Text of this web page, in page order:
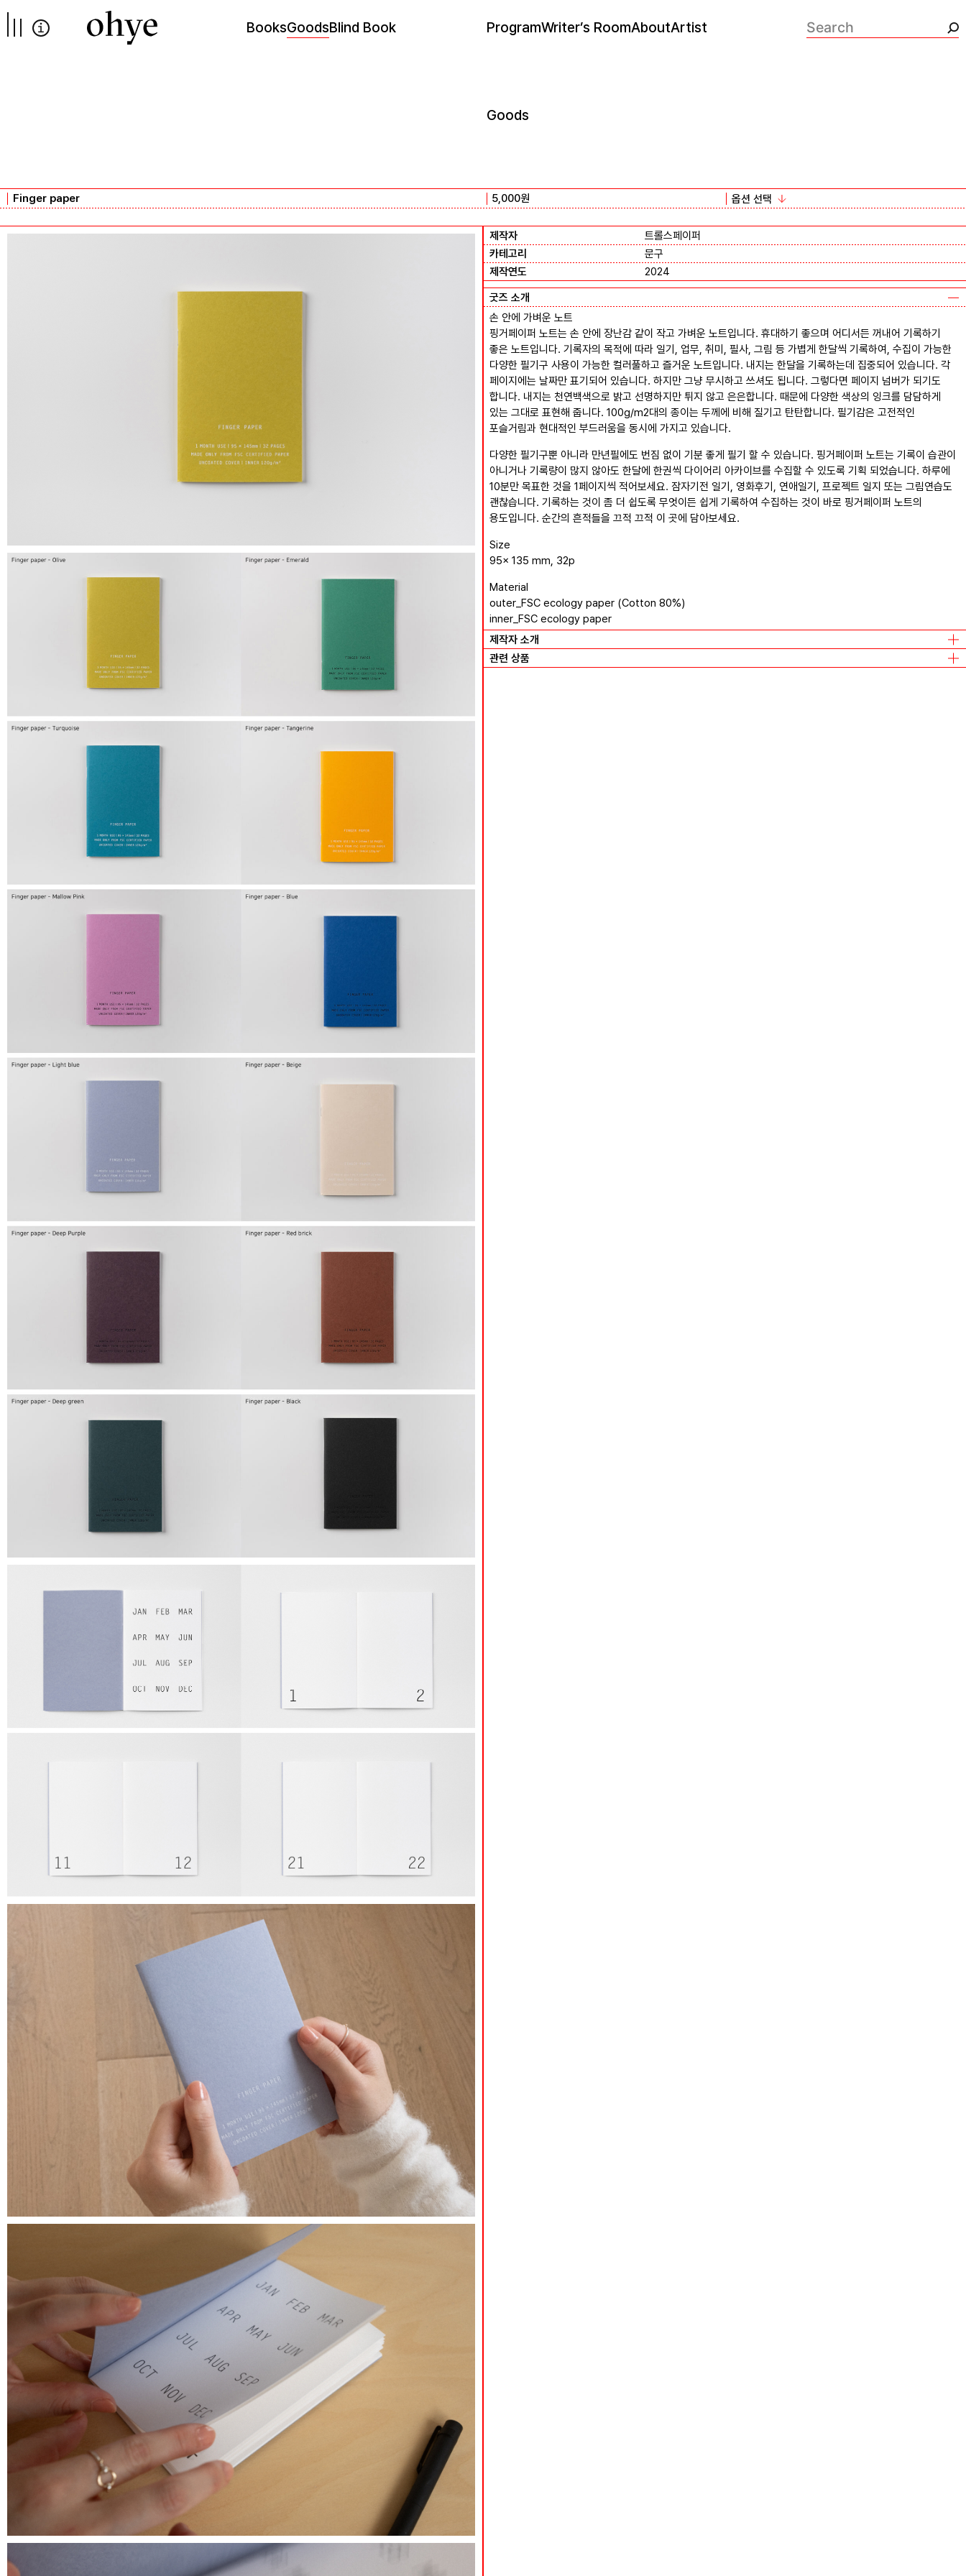
넘어가기
BooksGoodsBlind Book ProgramWriter’s RoomAboutArtist 검색:
Goods
Finger paper 5,000원 옵션 선택
제작자
트롤스페이퍼
카테고리
문구
제작연도
2024
굿즈 소개
손 안에 가벼운 노트
핑거페이퍼 노트는 손 안에 장난감 같이 작고 가벼운 노트입니다. 휴대하기 좋으며 어디서든 꺼내어 기록하기
좋은 노트입니다. 기록자의 목적에 따라 일기, 업무, 취미, 필사, 그림 등 가볍게 한달씩 기록하여, 수집이 가능한
다양한 필기구 사용이 가능한 컬러풀하고 즐거운 노트입니다. 내지는 한달을 기록하는데 집중되어 있습니다. 각
페이지에는 날짜만 표기되어 있습니다. 하지만 그냥 무시하고 쓰셔도 됩니다. 그렇다면 페이지 넘버가 되기도
합니다. 내지는 천연백색으로 밝고 선명하지만 튀지 않고 은은합니다. 때문에 다양한 색상의 잉크를 담담하게
있는 그대로 표현해 줍니다. 100g/m2대의 종이는 두께에 비해 질기고 탄탄합니다. 필기감은 고전적인
포슬거림과 현대적인 부드러움을 동시에 가지고 있습니다.
다양한 필기구뿐 아니라 만년필에도 번짐 없이 기분 좋게 필기 할 수 있습니다. 핑거페이퍼 노트는 기록이 습관이
아니거나 기록량이 많지 않아도 한달에 한권씩 다이어리 아카이브를 수집할 수 있도록 기획 되었습니다. 하루에
10분만 목표한 것을 1페이지씩 적어보세요. 잠자기전 일기, 영화후기, 연애일기, 프로젝트 일지 또는 그림연습도
괜찮습니다. 기록하는 것이 좀 더 쉽도록 무엇이든 쉽게 기록하여 수집하는 것이 바로 핑거페이퍼 노트의
용도입니다. 순간의 흔적들을 끄적 끄적 이 곳에 담아보세요.
Size
95x 135 mm, 32p
Material
outer_FSC ecology paper (Cotton 80%)
inner_FSC ecology paper
제작자 소개
관련 상품